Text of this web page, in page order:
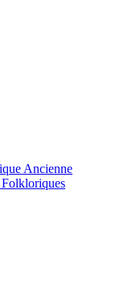
Ancienne
Folkloriques